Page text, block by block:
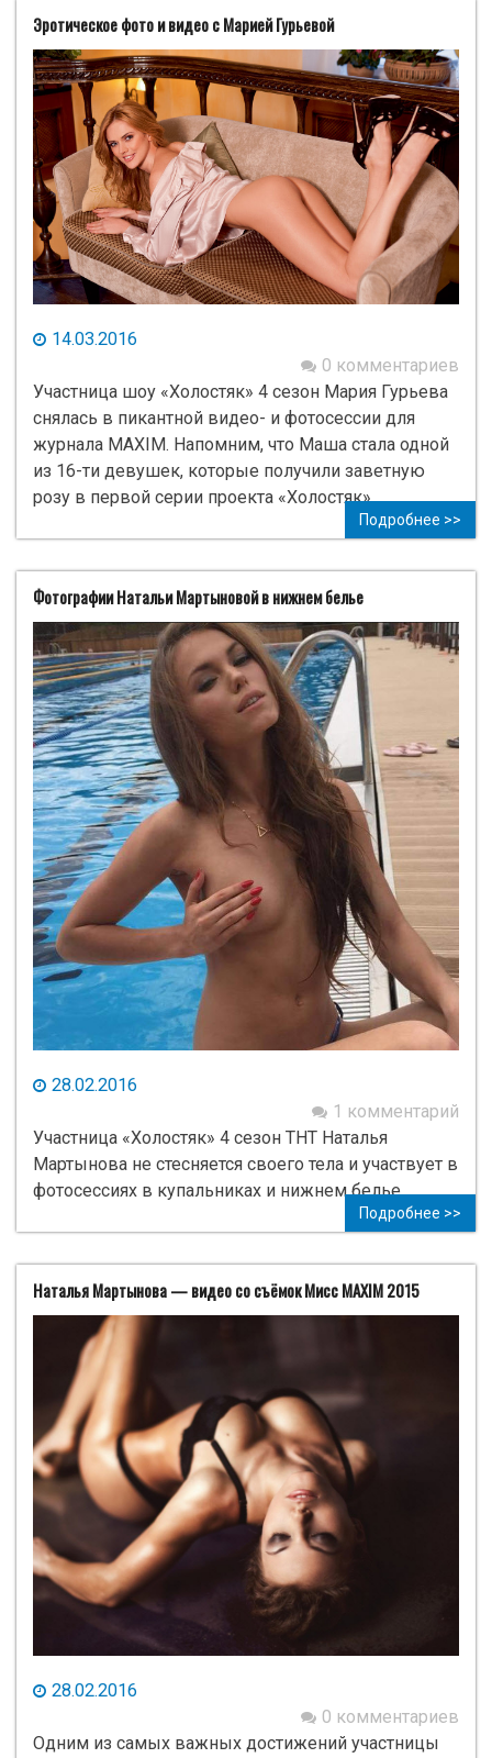
Эротическое фото и видео с Марией Гурьевой
14.03.2016
0 комментариев
Участница шоу «Холостяк» 4 сезон Мария Гурьева
снялась в пикантной видео- и фотосессии для
журнала MAXIM. Напомним, что Маша стала одной
из 16-ти девушек, которые получили заветную
розу в первой серии проекта «Холостяк».
Подробнее >>
Фотографии Натальи Мартыновой в нижнем белье
28.02.2016
1 комментарий
Участница «Холостяк» 4 сезон ТНТ Наталья
Мартынова не стесняется своего тела и участвует в
фотосессиях в купальниках и нижнем белье.
Подробнее >>
Наталья Мартынова — видео со съёмок Мисс MAXIM 2015
28.02.2016
0 комментариев
Одним из самых важных достижений участницы